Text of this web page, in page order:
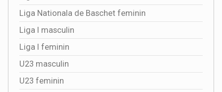
Liga Nationala de Baschet feminin
Liga I masculin
Liga I feminin
U23 masculin
U23 feminin